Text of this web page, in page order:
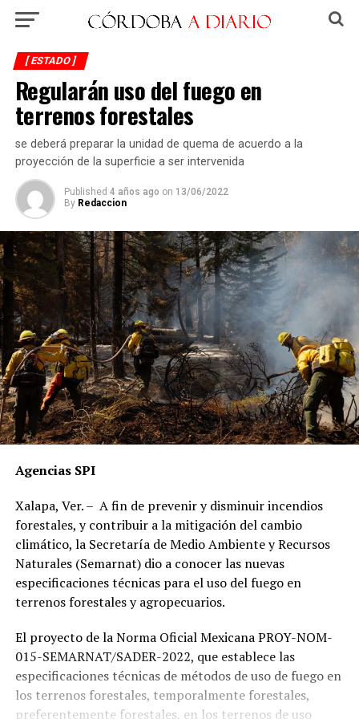
[ ESTADO ]
Regularán uso del fuego en
terrenos forestales
se deberá preparar la unidad de quema de acuerdo a la
proyección de la superficie a ser intervenida
Published 4 años ago on 13/06/2022
By Redaccion
Agencias SPI
Xalapa, Ver. – A fin de prevenir y disminuir incendios
forestales, y contribuir a la mitigación del cambio
climático, la Secretaría de Medio Ambiente y Recursos
Naturales (Semarnat) dio a conocer las nuevas
especificaciones técnicas para el uso del fuego en
terrenos forestales y agropecuarios.
El proyecto de la Norma Oficial Mexicana PROY-NOM-
015-SEMARNAT/SADER-2022, que establece las
especificaciones técnicas de métodos de uso de fuego en
los terrenos forestales, temporalmente forestales,
preferentemente forestales, en los terrenos de uso